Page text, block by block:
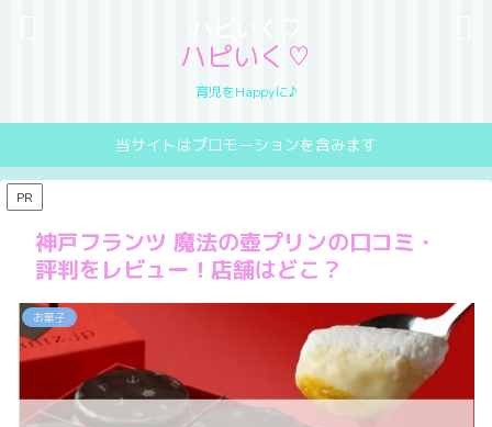
ハピいく♡
育児をHappyに♪
当サイトはプロモーションを含みます
PR
神戸フランツ 魔法の壺プリンの口コミ・
評判をレビュー！店舗はどこ？
お菓子